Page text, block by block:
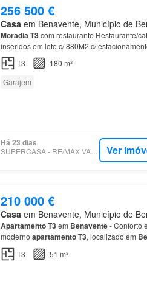
256 500 €
Casa em Benavente, Município de
MoradiaT3com restaurante Restaurante/
inseridos em lote c/ 880M2 c/
T3
180 m²
Garajem
Há 23 dias
SUPERCASA - RE/MAX VANTAGEM LEZÍRIA Ver
210 000 €
Casa em Benavente, Município de
ApartamentoT3em Benavente- Conforto
moderno apartamentoT3, localizado em
Oapartamento
T3 51 m²